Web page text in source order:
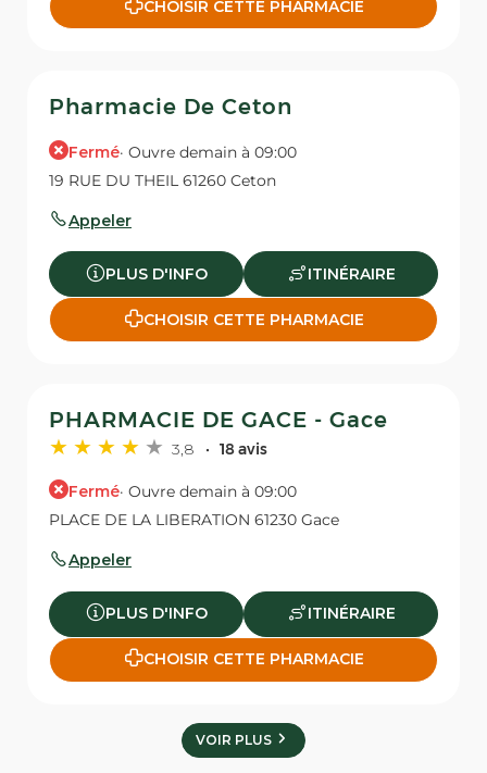
CHOISIR CETTE PHARMACIE
Pharmacie De Ceton
Fermé· Ouvre demain à 09:00
19 RUE DU THEIL 61260 Ceton
Appeler
PLUS D'INFO ITINÉRAIRE
CHOISIR CETTE PHARMACIE
PHARMACIE DE GACE - Gace
3,8 18 avis
Fermé· Ouvre demain à 09:00
PLACE DE LA LIBERATION 61230 Gace
Appeler
PLUS D'INFO ITINÉRAIRE
CHOISIR CETTE PHARMACIE
VOIR PLUS